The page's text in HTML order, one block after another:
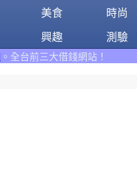
美食 時尚
興趣 測驗